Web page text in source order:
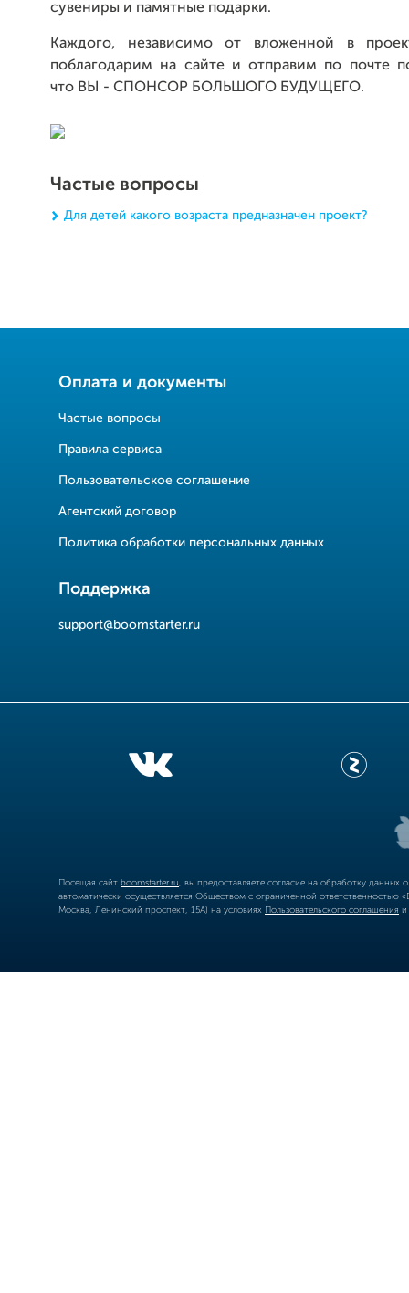
сувениры и памятные подарки.
Каждого, независимо от вложенной в
поблагодарим на сайте и отправим по почте
что ВЫ - СПОНСОР БОЛЬШОГО БУДУЩЕГО.
Частые вопросы
Для детей какого возраста предназначен проект?
Оплата и документы
Частые вопросы
Правила сервиса
Пользовательское соглашение
Агентский договор
Политика обработки персональных данных
Поддержка
support@boomstarter.ru
Посещая сайт boomstarter.ru , вы предоставляете согласие на обработку
автоматически осуществляется Обществом с ограниченной
Москва, Ленинский проспект, 15А) на условиях Пользовательского соглашения и